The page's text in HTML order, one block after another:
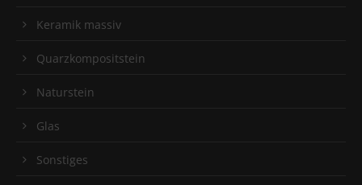
Keramik massiv
Quarzkompositstein
Naturstein
Glas
Sonstiges